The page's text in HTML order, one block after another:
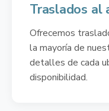
Traslados al
Ofrecemos
la mayoría de
detalles de cada
disponibilidad.